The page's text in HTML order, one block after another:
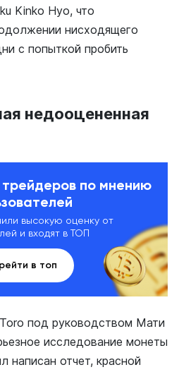
Kinko Hyo, что
нисходящего
с попыткой пробить
недооцененная
по мнению
высокую оценку от
и входят в ТОП
в топ
под руководством Мати
исследование монеты
написан отчет, красной